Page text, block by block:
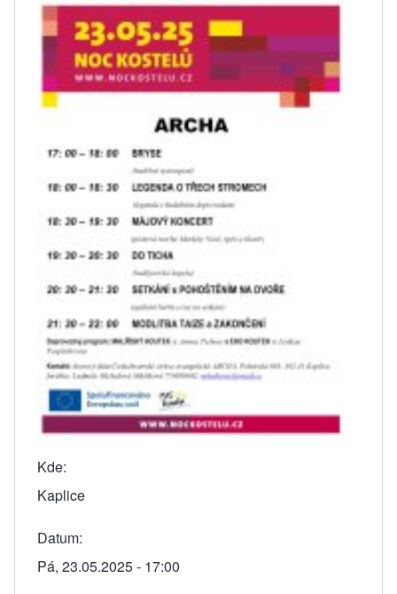
Kde
Kaplice
Datum
Pá, 23.05.2025 - 17:00